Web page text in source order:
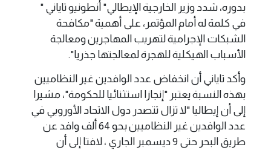
بدوره، شدد وزير الخارجية الإيطالي" أنطونيو تاياني "
في كلمة له أمام المؤتمر، على أهمية "مكافحة
الشبكات الإجرامية لتهريب المهاجرين ومعالجة
الأسباب الهيكلية للهجرة لمعالجتها جذريا".
وأكد تاياني أن انخفاض عدد الوافدين غير النظاميين
بهذه النسبة يعتبر "إنجازا استثنائيا للحكومة"، مشيرا
إلى أن إيطاليا "لا تزال تتصدر دول الاتحاد الأوروبي في
عدد الوافدين غير النظاميين بحو 64 ألف وافد عن
طريق البحر حتى 9 ديسمبر الجاري ، لافتا إلى أن